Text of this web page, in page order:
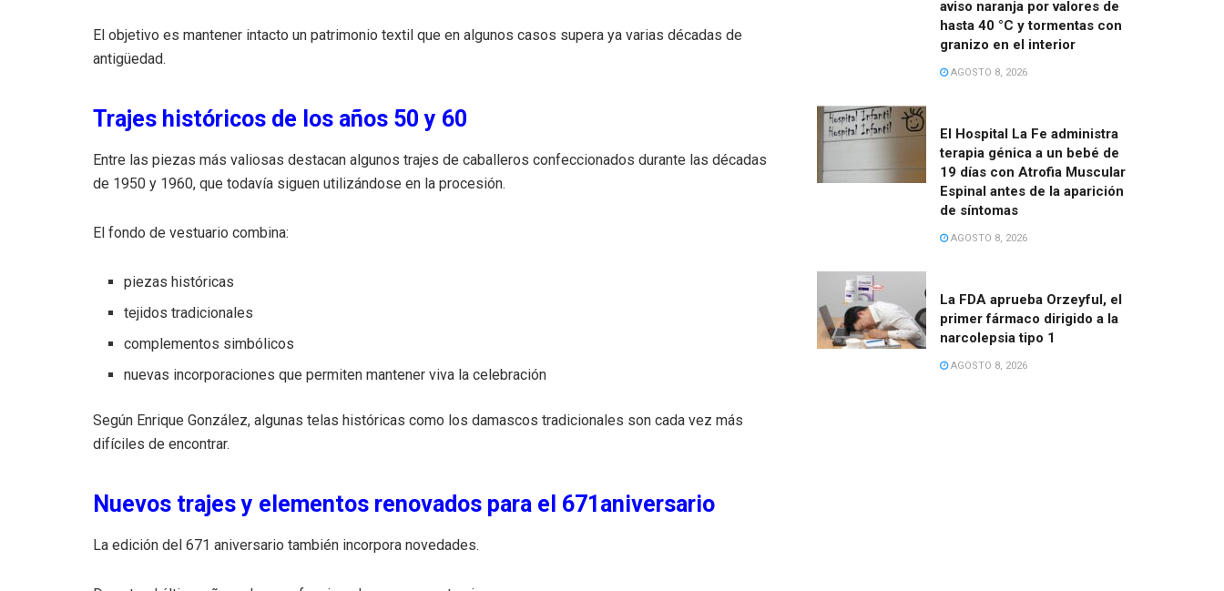
El objetivo es mantener intacto un patrimonio textil que en algunos casos supera ya varias décadas de
antigüedad.
Trajes históricos de los años 50 y 60
Entre las piezas más valiosas destacan algunos trajes de caballeros confeccionados durante las décadas
de 1950 y 1960, que todavía siguen utilizándose en la procesión.
El fondo de vestuario combina:
piezas históricas
tejidos tradicionales
complementos simbólicos
nuevas incorporaciones que permiten mantener viva la celebración
Según Enrique González, algunas telas históricas como los damascos tradicionales son cada vez más
difíciles de encontrar.
Nuevos trajes y elementos renovados para el 671aniversario
La edición del 671 aniversario también incorpora novedades.
aviso naranja por valores de
hasta 40 °C y tormentas con
granizo en el interior
AGOSTO 8, 2026
El Hospital La Fe administra
terapia génica a un bebé de
19 días con Atrofia Muscular
Espinal antes de la aparición
de síntomas
AGOSTO 8, 2026
La FDA aprueba Orzeyful, el
primer fármaco dirigido a la
narcolepsia tipo 1
AGOSTO 8, 2026